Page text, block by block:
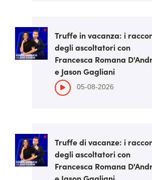
Truffe in vacanza: i
degli ascoltatori con
Francesca Romana
e Jason Gagliani
05-08-2026
Truffe di vacanze: i
degli ascoltatori con
Francesca Romana